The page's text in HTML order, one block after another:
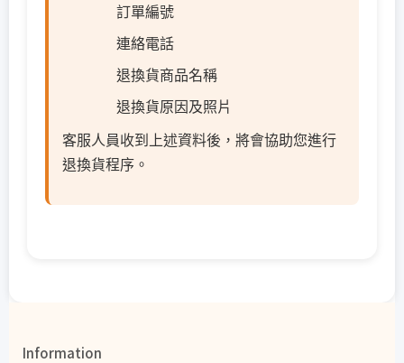
訂單編號
連絡電話
退換貨商品名稱
退換貨原因及照片
客服人員收到上述資料後，將會協助您進行
退換貨程序。
Information